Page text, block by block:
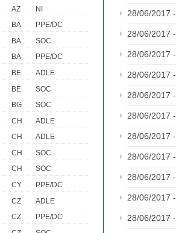
AZ
NI
BA
PPE/DC
BA
SOC
BA
PPE/DC
BE
ADLE
BE
SOC
BG
SOC
CH
ADLE
CH
ADLE
CH
SOC
CH
SOC
CY
PPE/DC
CZ
ADLE
CZ
PPE/DC
28/06/2017 -
28/06/2017 -
28/06/2017 -
28/06/2017 -
28/06/2017 -
28/06/2017 -
28/06/2017 -
28/06/2017 -
28/06/2017 -
28/06/2017 -
28/06/2017 -